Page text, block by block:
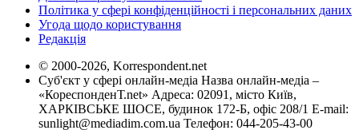
Політика у сфері конфіденційності і персональних даних
Угода щодо користування
Редакція
© 2000-2026, Korrespondent.net
Суб'єкт у сфері онлайн-медіа Назва онлайн-медіа –
«КореспонденТ.net» Адреса: 02091, місто Київ,
ХАРКІВСЬКЕ ШОСЕ, будинок 172-Б, офіс 208/1 E-mail:
sunlight@mediadim.com.ua Телефон: 044-205-43-00